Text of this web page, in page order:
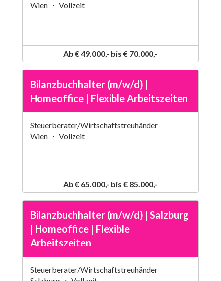
Wien ・ Vollzeit
Ab € 49.000,- bis € 70.000,-
Bilanzbuchhalter (m/w/d) |
Homeoffice | Flexible Arbeitszeiten
Steuerberater/Wirtschaftstreuhänder
Wien ・ Vollzeit
Ab € 65.000,- bis € 85.000,-
Bilanzbuchhalter (m/w/d) | Salzburg
| Homeoffice | Flexible
Arbeitszeiten
Steuerberater/Wirtschaftstreuhänder